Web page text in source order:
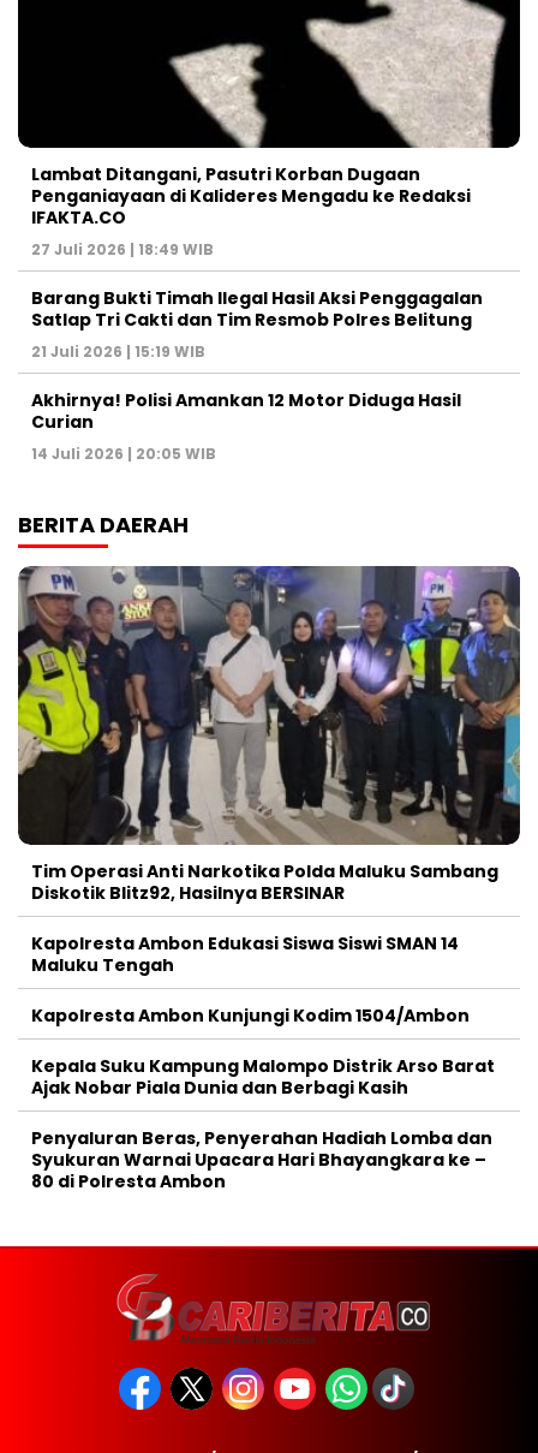
Lambat Ditangani, Pasutri Korban Dugaan
Penganiayaan di Kalideres Mengadu ke Redaksi
IFAKTA.CO
27 Juli 2026 | 18:49 WIB
Barang Bukti Timah Ilegal Hasil Aksi Penggagalan
Satlap Tri Cakti dan Tim Resmob Polres Belitung
21 Juli 2026 | 15:19 WIB
Akhirnya! Polisi Amankan 12 Motor Diduga Hasil
Curian
14 Juli 2026 | 20:05 WIB
BERITA DAERAH
Tim Operasi Anti Narkotika Polda Maluku Sambang
Diskotik Blitz92, Hasilnya BERSINAR
Kapolresta Ambon Edukasi Siswa Siswi SMAN 14
Maluku Tengah
Kapolresta Ambon Kunjungi Kodim 1504/Ambon
Kepala Suku Kampung Malompo Distrik Arso Barat
Ajak Nobar Piala Dunia dan Berbagi Kasih
Penyaluran Beras, Penyerahan Hadiah Lomba dan
Syukuran Warnai Upacara Hari Bhayangkara ke –
80 di Polresta Ambon